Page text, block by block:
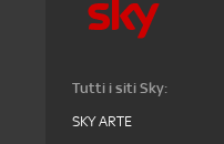
Tutti i siti Sky:
SKY ARTE